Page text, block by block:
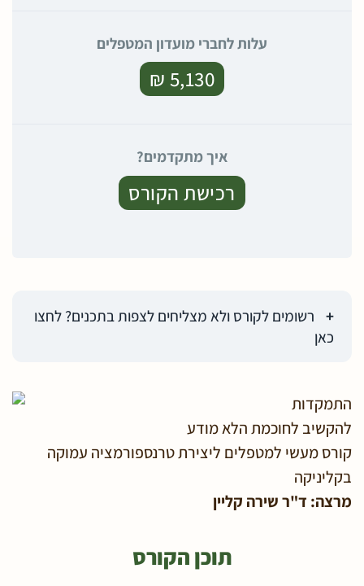
עלות לחברי מועדון המטפלים
5,130 ₪
איך מתקדמים?
רכישת הקורס
רשומים לקורס ולא מצליחים לצפות בתכנים? לחצו
כאן
התמקדות
להקשיב לחוכמת הלא מודע
קורס מעשי למטפלים ליצירת טרנספורמציה עמוקה
בקליניקה
מרצה: ד"ר שירה קליין
תוכן הקורס